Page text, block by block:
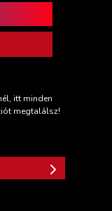
itt minden
megtalálsz!